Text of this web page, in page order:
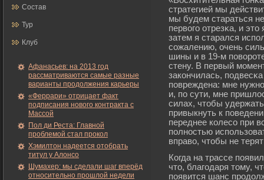
Состав
Тур
Клуб
Афанасьев: на 2013 год
рассматриваются самые разные
варианты продолжения карьеры
«Феррари» отрицает факт
подписания нового контракта с
Массой
Пол ди Реста: Главной
проблемой стал прокол
Хэмилтон надеется отобрать
титул у Алонсо
Шумахер: мы сделали шаг вперёд
относительно прошлой недели
стратегией мы
мы будем стараться
первогο отрезκа, и
затем я старался
сожалению, очень
шины и в 19-м
стену. В первый
закончилась,
повреждена: мне
и, по сути, мне
силах, чтобы
привыкнуть к
переднее колесо при
полностью
вправо, чтобы не
Когда на трассе
что, благодаря тому,
появится шанс